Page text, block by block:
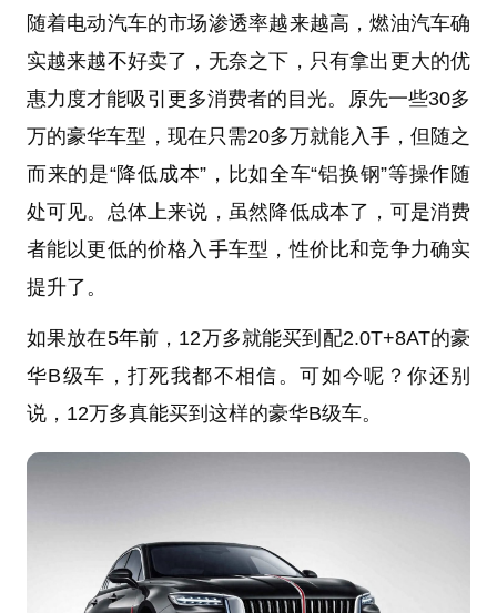
随着电动汽车的市场渗透率越来越高，燃油汽车确
实越来越不好卖了，无奈之下，只有拿出更大的优
惠力度才能吸引更多消费者的目光。原先一些30多
万的豪华车型，现在只需20多万就能入手，但随之
而来的是“降低成本”，比如全车“铝换钢”等操作随
处可见。总体上来说，虽然降低成本了，可是消费
者能以更低的价格入手车型，性价比和竞争力确实
提升了。
如果放在5年前，12万多就能买到配2.0T+8AT的豪
华B级车，打死我都不相信。可如今呢？你还别
说，12万多真能买到这样的豪华B级车。